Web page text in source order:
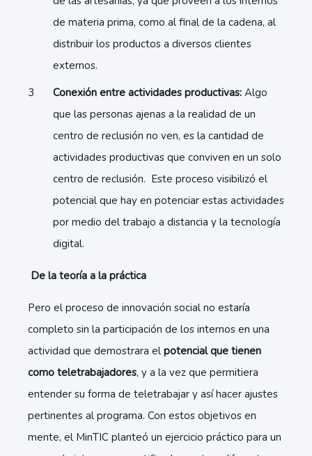
de materia prima, como al final de la cadena, al
distribuir los productos a diversos clientes
externos.
Conexión entre actividades productivas: Algo
que las personas ajenas a la realidad de un
centro de reclusión no ven, es la cantidad de
actividades productivas que conviven en un solo
centro de reclusión. Este proceso visibilizó el
potencial que hay en potenciar estas actividades
por medio del trabajo a distancia y la tecnología
digital.
De la teoría a la práctica
Pero el proceso de innovación social no estaría
completo sin la participación de los internos en una
actividad que demostrara el potencial que tienen
como teletrabajadores, y a la vez que permitiera
entender su forma de teletrabajar y así hacer ajustes
pertinentes al programa. Con estos objetivos en
mente, el MinTIC planteó un ejercicio práctico para un